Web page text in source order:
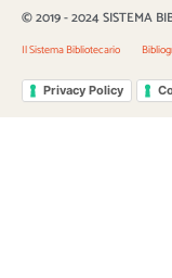
© 2019 - 2024 SISTEMA
Il Sistema Bibliotecario
Privacy Policy